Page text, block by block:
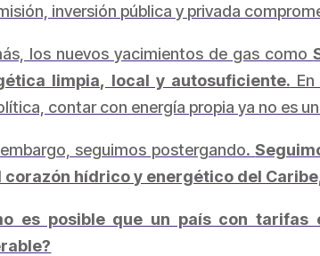
inversión pública y privada
los nuevos yacimientos de gas como
limpia, local y autosuficiente.
contar con energía propia ya no es
seguimos postergando.
corazón hídrico y energético del
es posible que un país con